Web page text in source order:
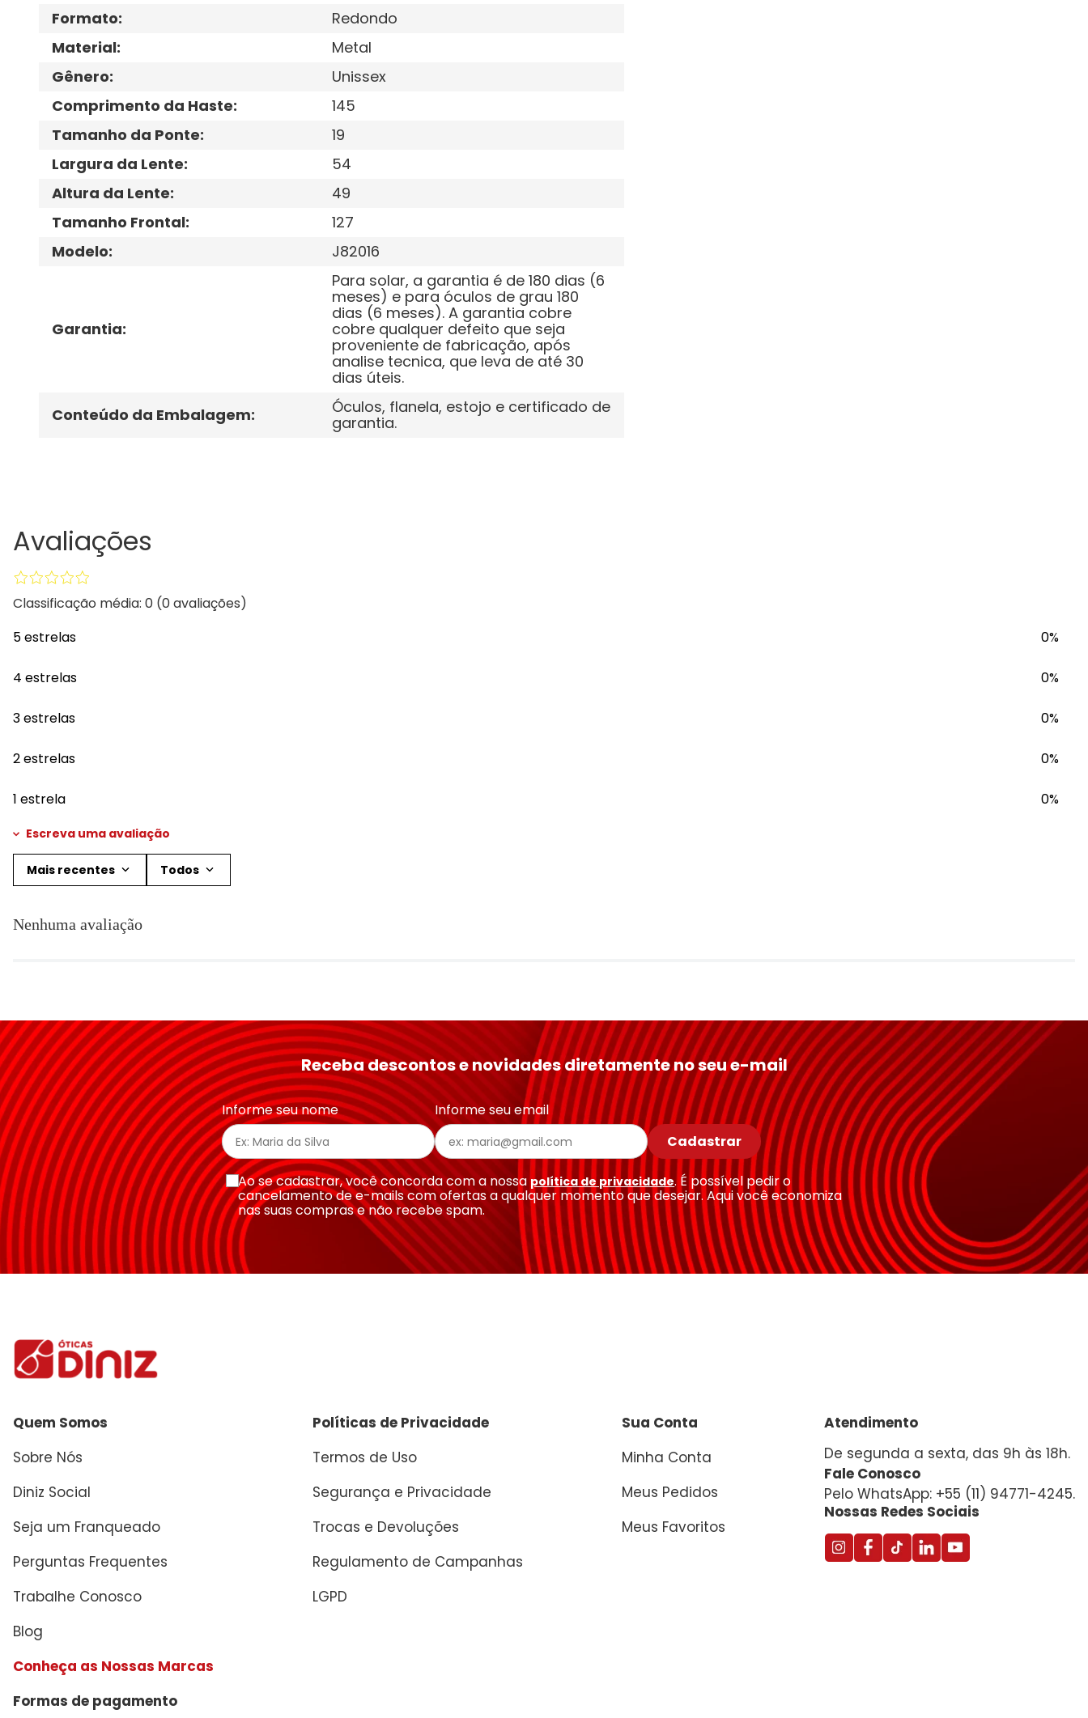
Formato:
Redondo
Material:
Metal
Gênero:
Unissex
Comprimento da Haste:
145
Tamanho da Ponte:
19
Largura da Lente:
54
Altura da Lente:
49
Tamanho Frontal:
127
Modelo: J82016
Garantia:
Para solar, a garantia é de 180 dias (6
meses) e para óculos de grau 180
dias (6 meses). A garantia cobre
cobre qualquer defeito que seja
proveniente de fabricação, após
analise tecnica, que leva de até 30
dias úteis.
Conteúdo da Embalagem:
Óculos, flanela, estojo e certificado de
garantia.
Avaliações
Classificação média: 0 (0 avaliações)
5 estrelas
0%
4 estrelas 0%
3 estrelas 0%
2 estrelas 0%
1 estrela 0%
Escreva uma avaliação
Título
★★★★★
Seu nome
Endereço de email
Escreva uma avaliação
Mais recentes Todos
Nenhuma avaliação
Receba descontos e novidades diretamente no seu e-mail
Informe seu nome
Informe seu email
Cadastrar
Ao se cadastrar, você concorda com a nossa política de privacidade. É possível pedir o
cancelamento de e-mails com ofertas a qualquer momento que desejar. Aqui você economiza
nas suas compras e não recebe spam.
Quem Somos
Sobre Nós
Diniz Social
Seja um Franqueado
Perguntas Frequentes
Trabalhe Conosco
Blog
Conheça as Nossas Marcas
Políticas de Privacidade
Termos de Uso
Segurança e Privacidade
Trocas e Devoluções
Regulamento de Campanhas
LGPD
Sua Conta
Minha Conta
Meus Pedidos
Meus Favoritos
Atendimento
De segunda a sexta, das 9h às 18h.
Fale Conosco
Pelo WhatsApp: +55 (11) 94771-4245.
Nossas Redes Sociais
Formas de pagamento